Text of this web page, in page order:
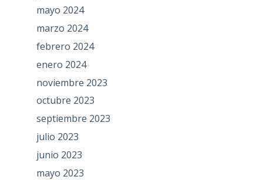
mayo 2024
marzo 2024
febrero 2024
enero 2024
noviembre 2023
octubre 2023
septiembre 2023
julio 2023
junio 2023
mayo 2023